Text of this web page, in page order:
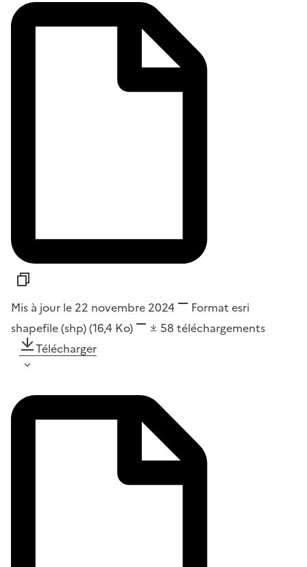
Mis à jour le 22 novembre 2024 Format esri
shapefile (shp)(16,4 Ko) 58 téléchargements
Télécharger